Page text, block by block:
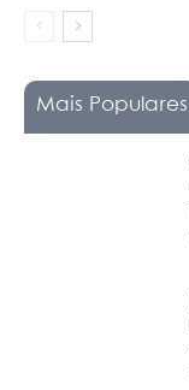
Mais Populares